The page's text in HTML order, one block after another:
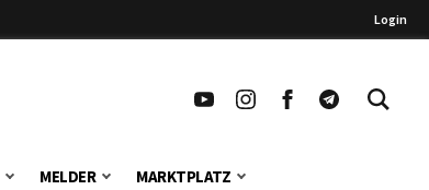
Login
MELDER MARKTPLATZ